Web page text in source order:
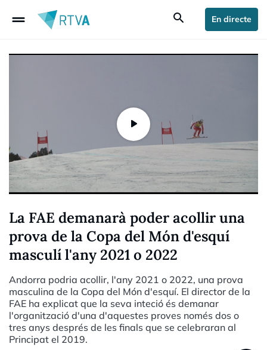
drag_handle search En directe
La FAE demanarà poder acollir una
prova de la Copa del Món d'esquí
masculí l'any 2021 o 2022
Andorra podria acollir, l'any 2021 o 2022, una prova
masculina de la Copa del Món d'esquí. El director de la
FAE ha explicat que la seva inteció és demanar
l'organització d'una d'aquestes proves només dos o
tres anys després de les finals que se celebraran al
Principat el 2019.